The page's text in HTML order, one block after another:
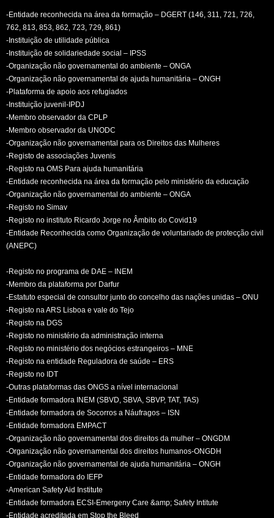
-Entidade reconhecida na área da formação – DGERT (146, 311, 721, 726,
762, 813, 853, 862, 723, 729, 861)
-Instituição de utilidade pública
-Instituição de solidariedade social – IPSS
-Organização não governamental do ambiente – ONGA
-Organização não governamental de ajuda humanitária – ONGH
-Plataforma de apoio aos refugiados
-Instituição juvenil-IPDJ
-Membro observador da CPLP
-Membro observador da UNODC
-Organização não governamental para os Direitos das Mulheres
-Registo de associações Juvenis
-Registo na OMS Para ajuda humanitária
-Entidade reconhecida na área da formação pelo ministério da educação
-Organização não governamental do ambiente – ONGA
-Registo no Simav
-Registo no instituto Ricardo Jorge no Âmbito do Covid19
-Entidade Reconhecida como Organização de voluntariado de protecção civil
(ANEPC)
-Registo no programa de DAE – INEM
-Membro da plataforma por Darfur
-Estatuto especial de consultor junto do concelho das nações unidas – ONU
-Registo na ARS Lisboa e vale do Tejo
-Registo na DGS
-Registo no ministério da administração interna
-Registo no ministério dos negócios estrangeiros – MNE
-Registo na entidade Reguladora de saúde – ERS
-Registo no IDT
-Outras plataformas das ONGS a nível internacional
-Entidade formadora INEM (SBVD, SBVA, SBVP, TAT, TAS)
-Entidade formadora de Socorros a Náufragos – ISN
-Entidade formadora EMPACT
-Organização não governamental dos direitos da mulher – ONGDM
-Organização não governamental dos direitos humanos-ONGDH
-Organização não governamental de ajuda humanitária – ONGH
-Entidade formadora do IEFP
-American Safety Aid Institute
-Entidade formadora ECSI-Emergeny Care &amp; Safety Intitute
-Entidade acreditada em Stop the Bleed